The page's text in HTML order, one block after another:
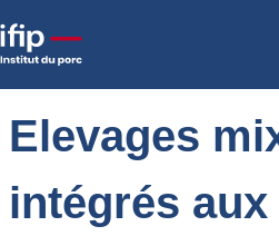
Accueil
Elevages mixtes
CEDRE)
Elevages
intégrés